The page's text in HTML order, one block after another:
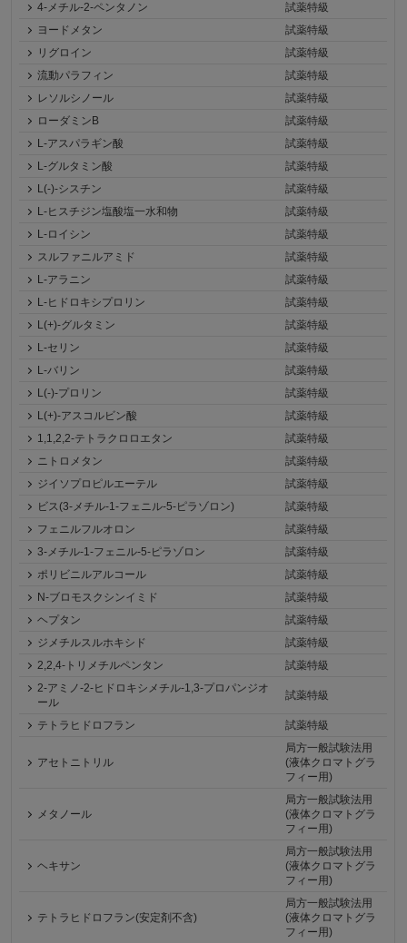
4-メチル-2-ペンタノン
試薬特級
ヨードメタン
試薬特級
リグロイン
試薬特級
流動パラフィン
試薬特級
レソルシノール
試薬特級
ローダミンB
試薬特級
L-アスパラギン酸
試薬特級
L-グルタミン酸
試薬特級
L(-)-シスチン
試薬特級
L-ヒスチジン塩酸塩一水和物
試薬特級
L-ロイシン
試薬特級
スルファニルアミド
試薬特級
L-アラニン
試薬特級
L-ヒドロキシプロリン
試薬特級
L(+)-グルタミン
試薬特級
L-セリン
試薬特級
L-バリン
試薬特級
L(-)-プロリン
試薬特級
L(+)-アスコルビン酸
試薬特級
1,1,2,2-テトラクロロエタン
試薬特級
ニトロメタン
試薬特級
ジイソプロピルエーテル
試薬特級
ビス(3-メチル-1-フェニル-5-ピラゾロン)
試薬特級
フェニルフルオロン
試薬特級
3-メチル-1-フェニル-5-ピラゾロン
試薬特級
ポリビニルアルコール
試薬特級
N-ブロモスクシンイミド
試薬特級
ヘプタン
試薬特級
ジメチルスルホキシド
試薬特級
2,2,4-トリメチルペンタン
試薬特級
2-アミノ-2-ヒドロキシメチル-1,3-プロパンジオ
ール
試薬特級
テトラヒドロフラン 試薬特級
アセトニトリル
局方一般試験法用
(液体クロマトグラ
フィー用)
メタノール
局方一般試験法用
(液体クロマトグラ
フィー用)
ヘキサン
局方一般試験法用
(液体クロマトグラ
フィー用)
テトラヒドロフラン(安定剤不含)
局方一般試験法用
(液体クロマトグラ
フィー用)